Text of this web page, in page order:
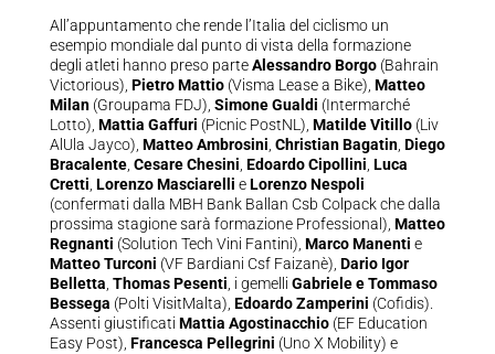
All’appuntamento che rende l’Italia del ciclismo un
esempio mondiale dal punto di vista della formazione
degli atleti hanno preso parteAlessandro Borgo(Bahrain
Victorious), Pietro Mattio(Visma Lease a Bike), Matteo
Milan (Groupama FDJ), Simone Gualdi (Intermarché
Lotto), Mattia Gaffuri (Picnic PostNL), Matilde Vitillo (Liv
AlUla Jayco), Matteo Ambrosini Christian Bagatin, Diego
Bracalente, Cesare Chesini Edoardo Cipollini Luca
Cretti Lorenzo Masciarelli eLorenzo Nespoli
(confermati dalla MBH Bank Ballan Csb Colpack che dalla
prossima stagione sarà formazione Professional), Matteo
Regnanti (Solution Tech Vini Fantini), Marco Manenti e
Matteo Turconi (VF Bardiani Csf Faizanè), Dario Igor
Belletta Thomas Pesenti , i gemelli Gabriele e Tommaso
Bessega (Polti VisitMalta), Edoardo Zamperini (Cofidis).
Assenti giustificati Mattia Agostinacchio(EF Education
Easy Post), Francesca Pellegrini (Uno X Mobility) e